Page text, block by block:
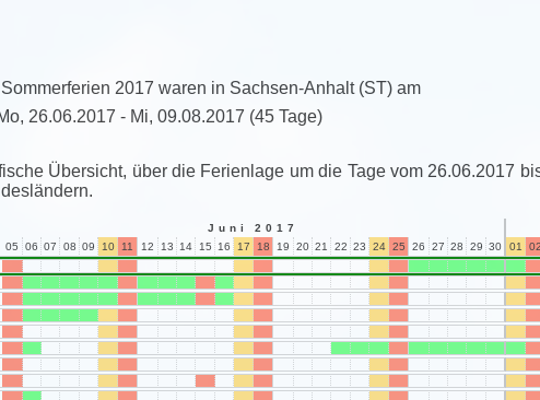
2017 waren in Sachsen-Anhalt (ST) am
26.06.2017 - Mi, 09.08.2017 (45 Tage)
Übersicht, über die Ferienlage um die Tage vom 26.06.2017
Juni 2017
05
06 07 08 09 10 11 12 13 14 15 16 17 18 19 20 21 22 23 24 25 26 27 28 29 30 01 02